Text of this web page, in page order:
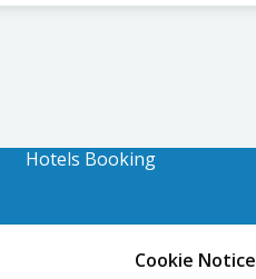
Cookie Notice
Hotels Booking